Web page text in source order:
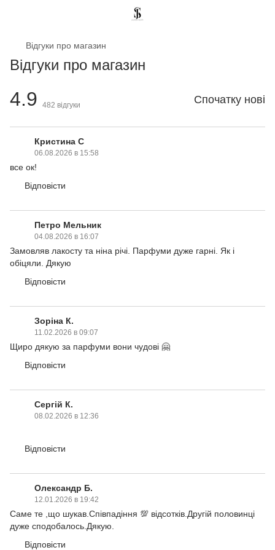
Відгуки про магазин
Відгуки про магазин
4.9 482 відгуки Спочатку нові
Кристина С
06.08.2026 в 15:58
все ок!
Відповісти
Петро Мельник
04.08.2026 в 16:07
Замовляв лакосту та ніна річі. Парфуми дуже гарні. Як і
обіцяли. Дякую
Відповісти
Зоріна К.
11.02.2026 в 09:07
Щиро дякую за парфуми вони чудові 🤗
Відповісти
Сергій К.
08.02.2026 в 12:36
Відповісти
Олександр Б.
12.01.2026 в 19:42
Саме те ,що шукав.Співпадіння 💯 відсотків.Другій половинці
дуже сподобалось.Дякую.
Відповісти